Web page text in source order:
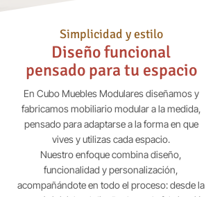
Simplicidad y estilo
Diseño funcional
pensado para tu espacio
En Cubo Muebles Modulares diseñamos y
fabricamos mobiliario modular a la medida,
pensado para adaptarse a la forma en que
vives y utilizas cada espacio.
Nuestro enfoque combina diseño,
funcionalidad y personalización,
acompañándote en todo el proceso: desde la